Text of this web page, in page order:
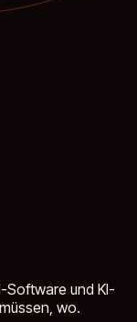
Software und KI-
wo.